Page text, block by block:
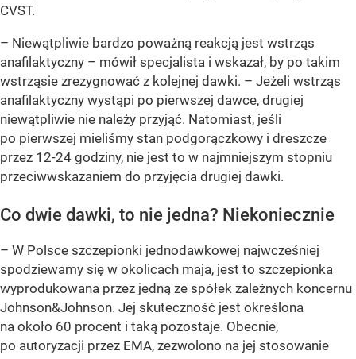
CVST.
– Niewątpliwie bardzo poważną reakcją jest wstrząs
anafilaktyczny – mówił specjalista i wskazał, by po takim
wstrząsie zrezygnować z kolejnej dawki. – Jeżeli wstrząs
anafilaktyczny wystąpi po pierwszej dawce, drugiej
niewątpliwie nie należy przyjąć. Natomiast, jeśli
po pierwszej mieliśmy stan podgorączkowy i dreszcze
przez 12-24 godziny, nie jest to w najmniejszym stopniu
przeciwwskazaniem do przyjęcia drugiej dawki.
Co dwie dawki, to nie jedna? Niekoniecznie
– W Polsce szczepionki jednodawkowej najwcześniej
spodziewamy się w okolicach maja, jest to szczepionka
wyprodukowana przez jedną ze spółek zależnych koncernu
Johnson&Johnson. Jej skuteczność jest określona
na około 60 procent i taką pozostaje. Obecnie,
po autoryzacji przez EMA, zezwolono na jej stosowanie